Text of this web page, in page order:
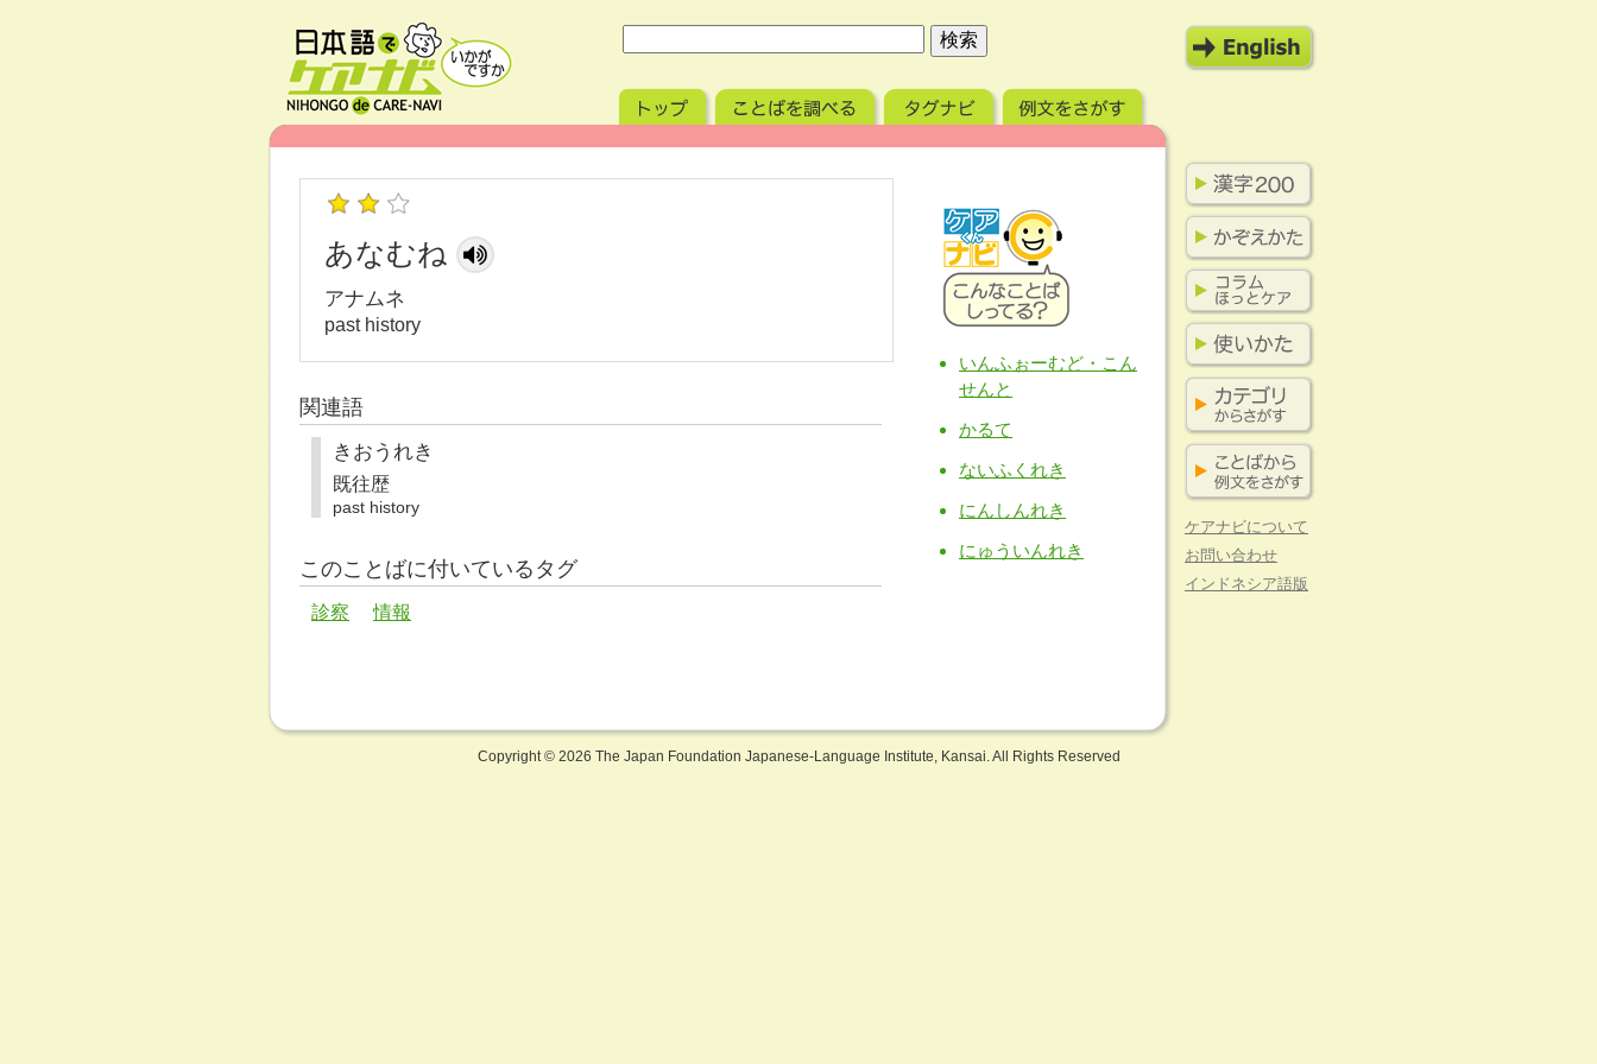
あなむね
アナムネ
past history
関連語
きおうれき
既往歴
past history
このことばに付いているタグ
診察 情報
いんふぉーむど・こん
せんと
かるて
ないふくれき
にんしんれき
にゅういんれき
ケアナビについて
お問い合わせ
インドネシア語版
Copyright © 2026 The Japan Foundation Japanese-Language Institute, Kansai. All Rights Reserved